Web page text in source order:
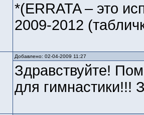
*(ERRATA – это
2009-2012
Добавлено: 02-04-2009 11:27
Здравствуйте!
для гимнастики!!!